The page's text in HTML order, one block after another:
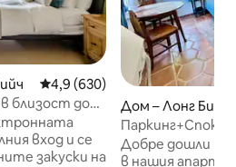
Средна оценка: 4,9 от 5,
4,9 (630)
близост до
вход и се
закуски на
Дом – Лонг Бийч
до морето-CBF
Добре дошли на
в нашия